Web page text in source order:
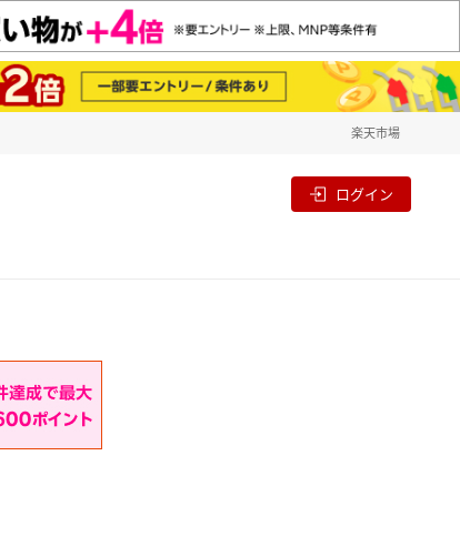
楽天市場
ログイン